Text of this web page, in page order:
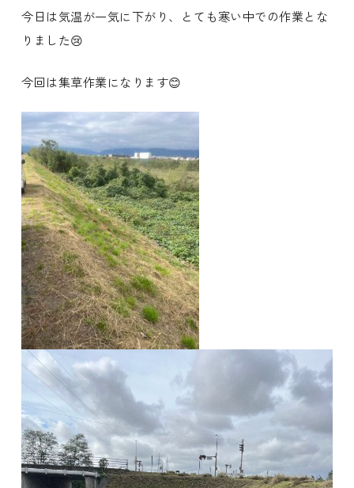
今日は気温が一気に下がり、とても寒い中での作業とな
りました😢
今回は集草作業になります😊